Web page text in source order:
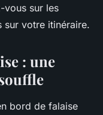
vous sur les
sur votre itinéraire.
: une
bord de falaise